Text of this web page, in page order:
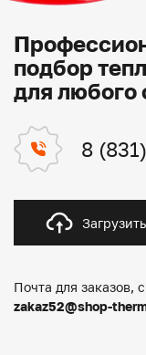
подбор
для любого
8
Почта для заказов,
zakaz52@shop-